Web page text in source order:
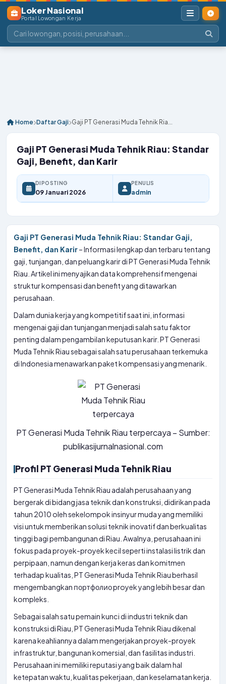
Loker Nasional
Portal Lowongan Kerja
Home Daftar Gaji Gaji PT Generasi Muda Tehnik Ria...
Gaji PT Generasi Muda Tehnik Riau: Standar
Gaji, Benefit, dan Karir
DIPOSTING
09 Januari 2026
PENULIS
admin
Gaji PT Generasi Muda Tehnik Riau: Standar Gaji,
Benefit, dan Karir– Informasi lengkap dan terbaru tentang
gaji, tunjangan, dan peluang karir di PT Generasi Muda Tehnik
Riau. Artikel ini menyajikan data komprehensif mengenai
struktur kompensasi dan benefit yang ditawarkan
perusahaan.
Dalam dunia kerja yang kompetitif saat ini, informasi
mengenai gaji dan tunjangan menjadi salah satu faktor
penting dalam pengambilan keputusan karir. PT Generasi
Muda Tehnik Riau sebagai salah satu perusahaan terkemuka
di Indonesia menawarkan paket kompensasi yang menarik.
PT Generasi Muda Tehnik Riau terpercaya – Sumber:
publikasijurnalnasional.com
Profil PT Generasi Muda Tehnik Riau
PT Generasi Muda Tehnik Riau adalah perusahaan yang
bergerak di bidang jasa teknik dan konstruksi, didirikan pada
tahun 2010 oleh sekelompok insinyur muda yang memiliki
visi untuk memberikan solusi teknik inovatif dan berkualitas
tinggi bagi pembangunan di Riau. Awalnya, perusahaan ini
fokus pada proyek-proyek kecil seperti instalasi listrik dan
perpipaan, namun dengan kerja keras dan komitmen
terhadap kualitas, PT Generasi Muda Tehnik Riau berhasil
mengembangkan портфолио proyek yang lebih besar dan
kompleks.
Sebagai salah satu pemain kunci di industri teknik dan
konstruksi di Riau, PT Generasi Muda Tehnik Riau dikenal
karena keahliannya dalam mengerjakan proyek-proyek
infrastruktur, bangunan komersial, dan fasilitas industri.
Perusahaan ini memiliki reputasi yang baik dalam hal
ketepatan waktu, kualitas pekerjaan, dan keselamatan kerja.